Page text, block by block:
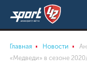
Главная Новости
«Медведи» в сезоне